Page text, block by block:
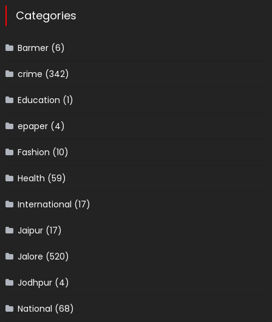
Categories
Barmer(6)
crime (342)
Education (1)
epaper(4)
Fashion (10)
Health (59)
International (17)
Jaipur(17)
Jalore (520)
Jodhpur(4)
National (68)